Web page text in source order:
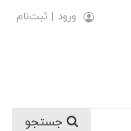
ورود | ثبت‌نام